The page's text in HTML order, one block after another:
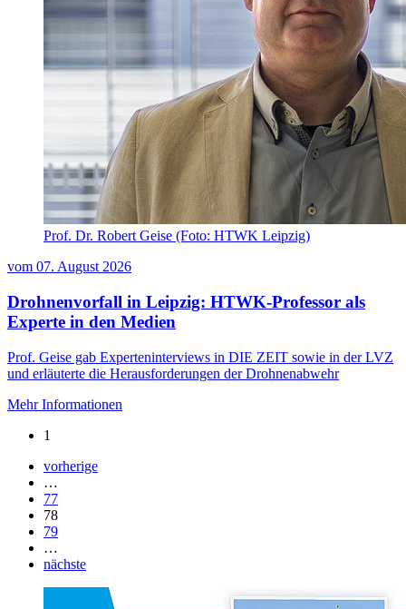
Prof. Dr. Robert Geise (Foto: HTWK Leipzig)
vom 07. August 2026
Drohnenvorfall in Leipzig: HTWK-Professor als
Experte in den Medien
Prof. Geise gab Experteninterviews in DIE ZEIT sowie in der LVZ
und erläuterte die Herausforderungen der Drohnenabwehr
Mehr Informationen
1
vorherige
…
77
78
79
…
nächste